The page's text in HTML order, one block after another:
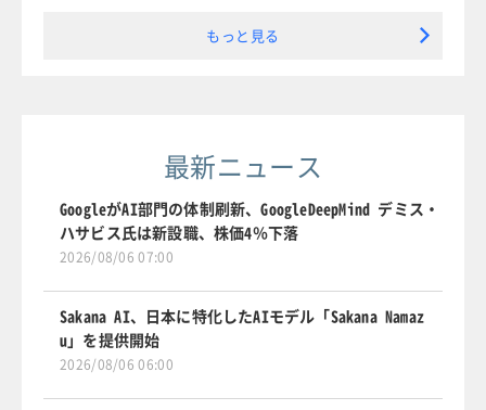
もっと見る
最新ニュース
GoogleがAI部門の体制刷新、GoogleDeepMind デミス・
ハサビス氏は新設職、株価4％下落
2026/08/06 07:00
Sakana AI、日本に特化したAIモデル「Sakana Namaz
u」を提供開始
2026/08/06 06:00